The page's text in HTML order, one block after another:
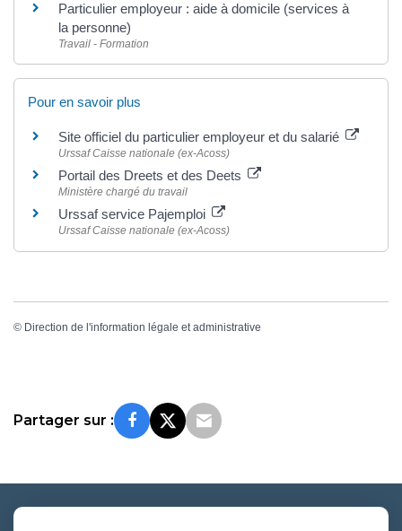
Particulier employeur : aide à domicile (services à
la personne)
Travail - Formation
Pour en savoir plus
Site officiel du particulier employeur et du salarié
Urssaf Caisse nationale (ex-Acoss)
Portail des Dreets et des Deets
Ministère chargé du travail
Urssaf service Pajemploi
Urssaf Caisse nationale (ex-Acoss)
© Direction de l'information légale et administrative
Partager sur :